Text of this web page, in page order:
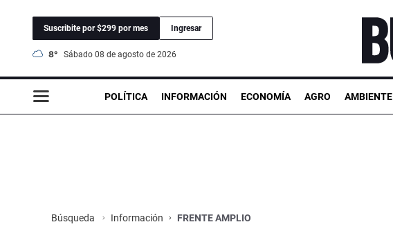
Suscribite por $299 por mes Ingresar
8° sábado 08 de agosto de 2026
POLÍTICA INFORMACIÓN ECONOMÍA AGRO AMBIENTE
Búsqueda Información FRENTE AMPLIO